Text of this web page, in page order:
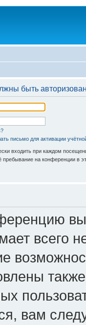
быть
письмо для активации
входить при каждом
пребывание на конференции в
всего
вам